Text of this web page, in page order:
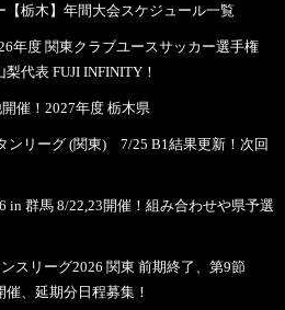
栃木】年間大会スケジュール一覧
年度 関東クラブユースサッカー選手権
代表 FUJI INFINITY！
催！2027年度 栃木県
ンリーグ (関東) 7/25 B1結果更新！次回
in 群馬 8/22,23開催！組み合わせや県予選
スリーグ2026 関東 前期終了、第9節
、延期分日程募集！